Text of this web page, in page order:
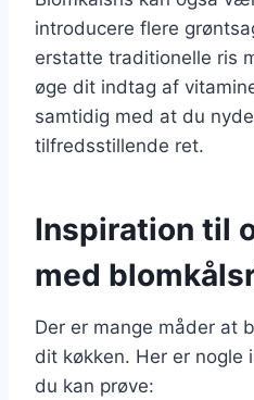
introducere flere
erstatte traditionelle ris
øge dit indtag af
samtidig med at du
tilfredsstillende ret.
Inspiration til
med
Der er mange måder at
dit køkken. Her er nogle
du kan prøve: